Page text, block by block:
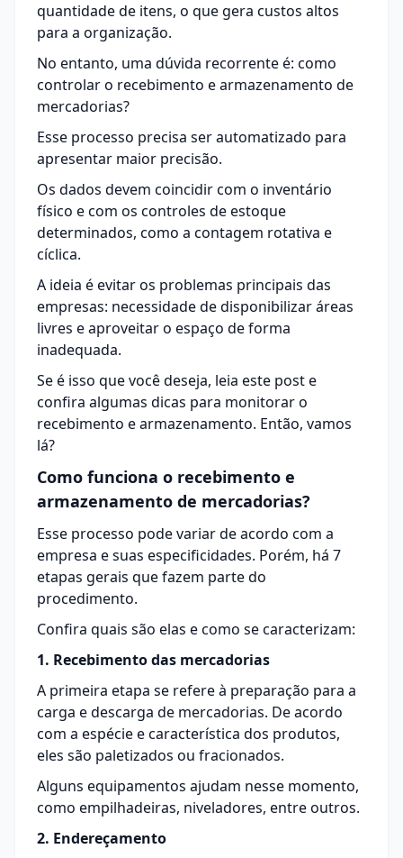
quantidade de itens, o que gera custos altos
para a organização.
No entanto, uma dúvida recorrente é: como
controlar o recebimento e armazenamento de
mercadorias?
Esse processo precisa ser automatizado para
apresentar maior precisão.
Os dados devem coincidir com o inventário
físico e com os controles de estoque
determinados, como a contagem rotativa e
cíclica.
A ideia é evitar os problemas principais das
empresas: necessidade de disponibilizar áreas
livres e aproveitar o espaço de forma
inadequada.
Se é isso que você deseja, leia este post e
confira algumas dicas para monitorar o
recebimento e armazenamento. Então, vamos
lá?
Como funciona o recebimento e
armazenamento de mercadorias?
Esse processo pode variar de acordo com a
empresa e suas especificidades. Porém, há 7
etapas gerais que fazem parte do
procedimento.
Confira quais são elas e como se caracterizam:
1. Recebimento das mercadorias
A primeira etapa se refere à preparação para a
carga e descarga de mercadorias. De acordo
com a espécie e característica dos produtos,
eles são paletizados ou fracionados.
Alguns equipamentos ajudam nesse momento,
como empilhadeiras, niveladores, entre outros.
2. Endereçamento